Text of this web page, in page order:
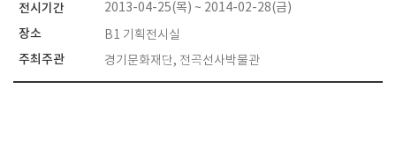
전시기간 2013-04-25(목) ~ 2014-02-28(금)
장소 B1 기획전시실
주최주관 경기문화재단, 전곡선사박물관